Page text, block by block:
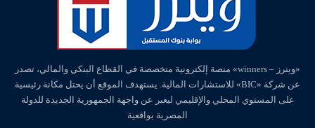
«وينرز – winners» منصة إلكترونية متخصصة في القطاع البنكي والمالي، تصدر
عن شركة «BIC» للاستشارات المالية. يستهدف الموقع أن يحتل مكانة رئيسية
على المستوي المحلي والإقليمي ليعبر عن واجهة الجمهورية الجديدة للدولة
المصرية بواقعية